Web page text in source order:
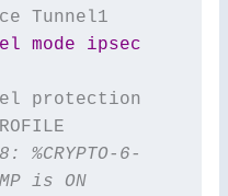
Tunnel1
mode ipsec
protection
6-
is ON